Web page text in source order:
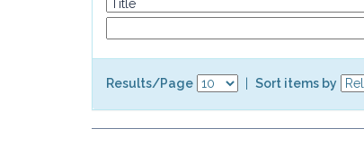
Results/Page Sort items by